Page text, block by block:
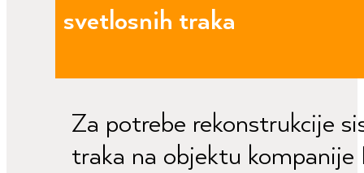
svetlosnih traka
Za potrebe rekonstrukcije
traka na objektu kompanije